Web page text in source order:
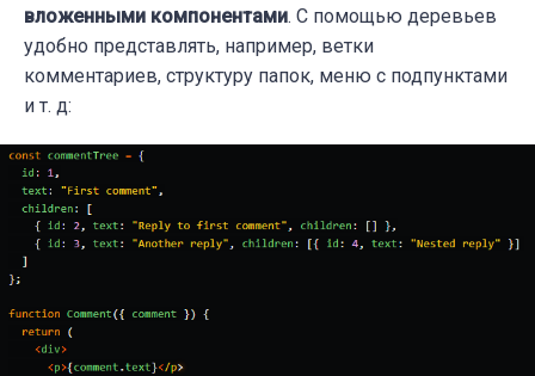
вложенными компонентами. С помощью деревьев
удобно представлять, например, ветки
комментариев, структуру папок, меню с подпунктами
и т. д: